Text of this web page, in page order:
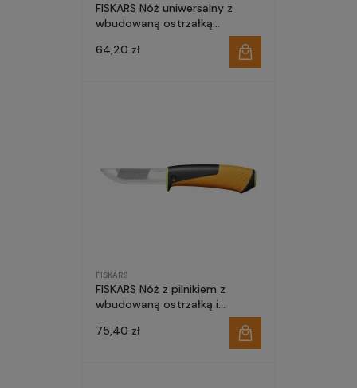
FISKARS Nóż uniwersalny z
wbudowaną ostrzałką
(pomarańczowy) 1023618
64,20 zł
FISKARS
FISKARS Nóż z pilnikiem z
wbudowaną ostrzałką i
pilnikiem (zielony) 1023619
75,40 zł